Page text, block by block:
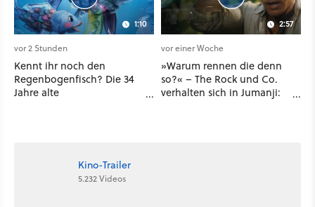
1:10
vor 2 Stunden
Kennt ihr noch den
Regenbogenfisch? Die 34
Jahre alte
2:57
vor einer Woche
»Warum rennen die denn
so?« – The Rock und Co.
verhalten sich in Jumanji:
Kino-Trailer
5.232 Videos